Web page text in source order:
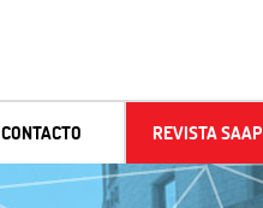
CONTACTO REVISTA SAAP